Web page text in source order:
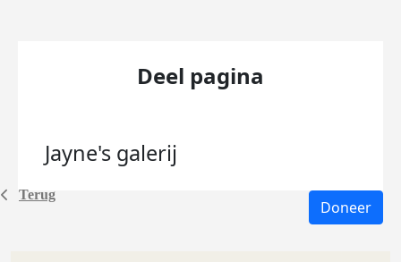
Terug
Deel pagina
Jayne's galerij
Doneer